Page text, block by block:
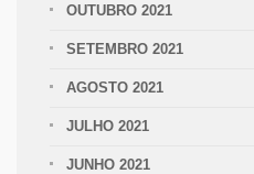
OUTUBRO 2021
SETEMBRO 2021
AGOSTO 2021
JULHO 2021
JUNHO 2021